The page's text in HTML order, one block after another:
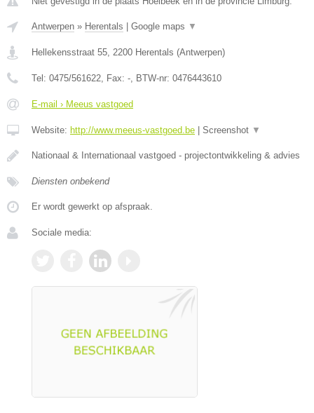
Antwerpen » Herentals Google maps ▼
Hellekensstraat 55, 2200 Herentals (Antwerpen)
Tel: 0475/561622, Fax: -, BTW-nr: 0476443610
E-mail › Meeus vastgoed
Website: http://www.meeus-vastgoed.be Screenshot ▼
Nationaal & Internationaal vastgoed - projectontwikkeling & advies
Diensten onbekend
Er wordt gewerkt op afspraak.
Sociale media: